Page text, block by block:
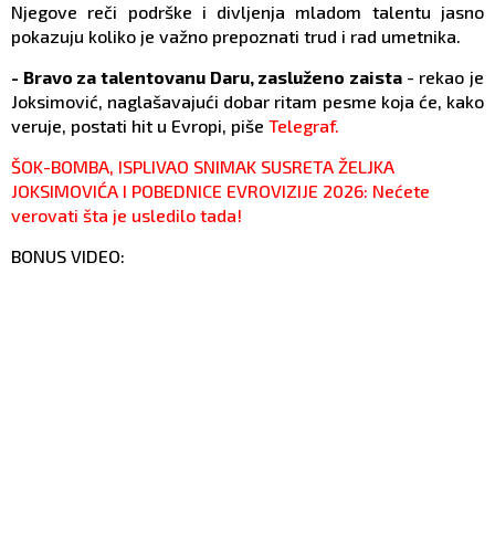
Njegove reči podrške i divljenja mladom talentu jasno
pokazuju koliko je važno prepoznati trud i rad umetnika.
- Bravo za talentovanu Daru, zasluženo zaista - rekao je
Joksimović, naglašavajući dobar ritam pesme koja će, kako
veruje, postati hit u Evropi, piše Telegraf.
ŠOK-BOMBA, ISPLIVAO SNIMAK SUSRETA ŽELJKA
JOKSIMOVIĆA I POBEDNICE EVROVIZIJE 2026: Nećete
verovati šta je usledilo tada!
BONUS VIDEO: